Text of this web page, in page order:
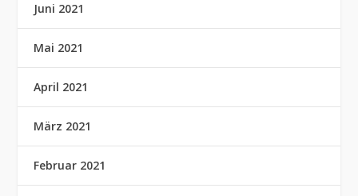
Juni 2021
Mai 2021
April 2021
März 2021
Februar 2021